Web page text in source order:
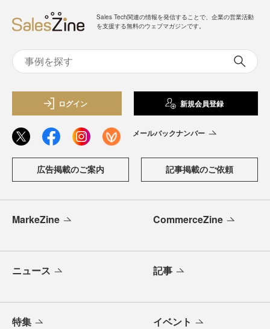
Sales Tech関連の情報を発信することで、企業の営業活動
を支援する無料のウェブマガジンです。
ログイン 新規会員登録
メールバックナンバー
広告掲載のご案内 記事掲載のご依頼
MarkeZine CommerceZine
ニュース 記事
特集 イベント